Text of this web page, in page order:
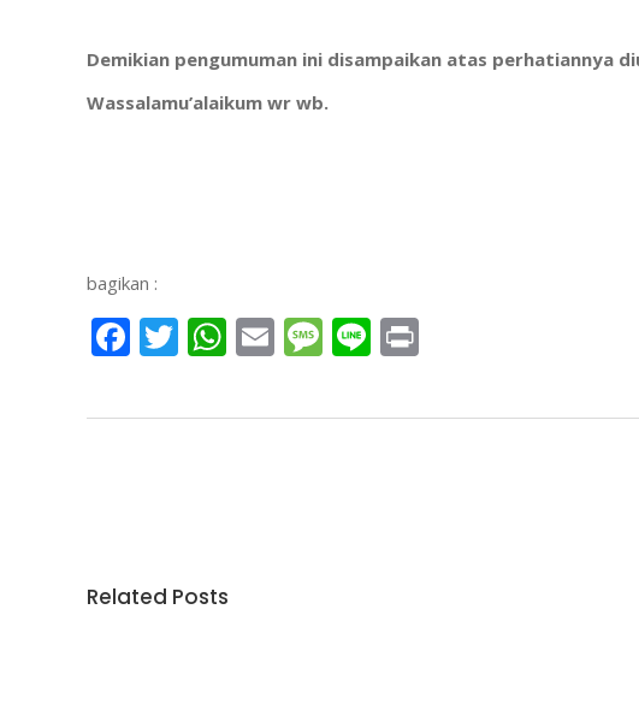
Demikian pengumuman ini disampaikan atas perhatiannya
Wassalamu’alaikum wr wb.
bagikan :
Facebook
Twitter
WhatsApp
EmailMessage
Line
Related Posts